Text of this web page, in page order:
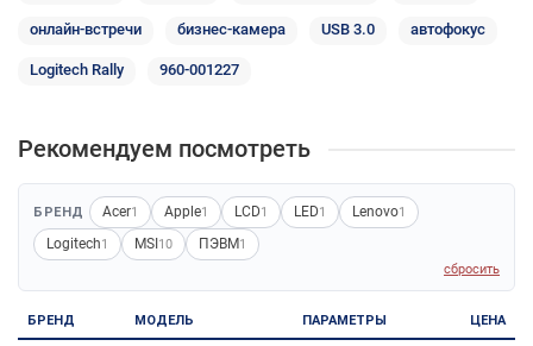
онлайн-встречи бизнес-камера USB 3.0 автофокус
Logitech Rally 960-001227
Рекомендуем посмотреть
БРЕНД Acer1 Apple1 LCD1 LED1 Lenovo1
Logitech1 MSI 10 ПЭВМ1
сбросить
БРЕНД МОДЕЛЬ ПАРАМЕТРЫ ЦЕНА